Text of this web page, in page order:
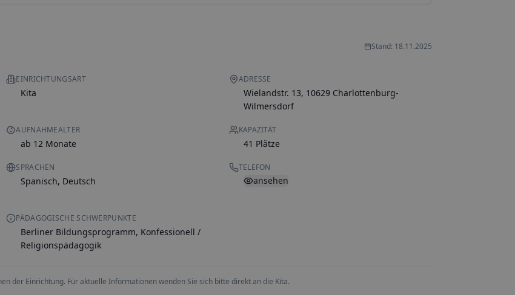
Stand: 18.11.2025
EINRICHTUNGSART
Kita
ADRESSE
Wielandstr. 13, 10629 Charlottenburg-
Wilmersdorf
AUFNAHMEALTER
ab 12 Monate
KAPAZITÄT
41 Plätze
SPRACHEN
Spanisch, Deutsch
TELEFON
ansehen
PÄDAGOGISCHE SCHWERPUNKTE
Berliner Bildungsprogramm, Konfessionell /
Religionspädagogik
der Einrichtung. Für aktuelle Informationen wenden Sie sich bitte direkt an die Kita.